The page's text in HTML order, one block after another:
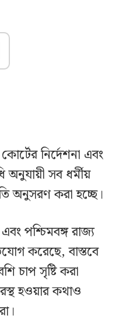
নির্দেশনা এবং
অনুযায়ী সব ধর্মীয়
অনুসরণ করা হচ্ছে।
পশ্চিমবঙ্গ রাজ্য
করেছে, বাস্তবে
চাপ সৃষ্টি করা
হওয়ার কথাও